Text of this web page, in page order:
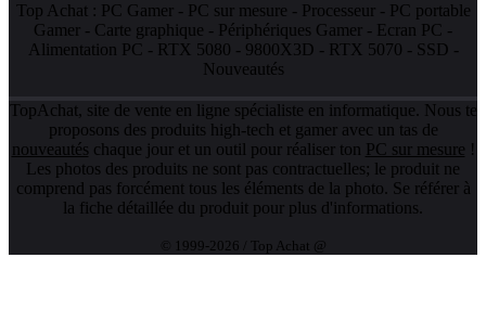
Top Achat : PC Gamer- PC sur mesure - Processeur- PC portable
Gamer - Carte graphique - Périphériques Gamer - Ecran PC -
Alimentation PC - RTX 5080 - 9800X3D - RTX 5070 - SSD -
Nouveautés
TopAchat, site de vente en ligne spécialiste en informatique. Nous te
proposons des produits high-tech et gamer avec un tas de
nouveautés chaque jour et un outil pour réaliser ton PC sur mesure !
Les photos des produits ne sont pas contractuelles; le produit ne
comprend pas forcément tous les éléments de la photo. Se référer à
la fiche détaillée du produit pour plus d'informations.
© 1999-2026 / Top Achat @